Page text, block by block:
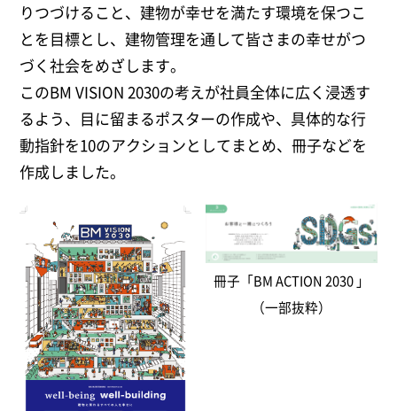
りつづけること、建物が幸せを満たす環境を保つこ
とを目標とし、建物管理を通して皆さまの幸せがつ
づく社会をめざします。
このBM VISION 2030の考えが社員全体に広く浸透す
るよう、目に留まるポスターの作成や、具体的な行
動指針を10のアクションとしてまとめ、冊子などを
作成しました。
冊子「BM ACTION 2030 」
（一部抜粋）